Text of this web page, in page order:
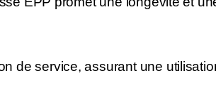
de service, assurant une